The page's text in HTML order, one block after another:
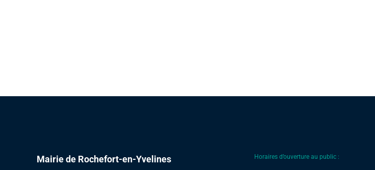
Mairie de Rochefort-en-Yvelines Horaires d’ouverture au public :